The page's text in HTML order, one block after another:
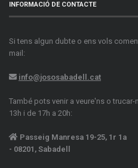
INFORMACIÓ DE CONTACTE
Si tens algun dubte o ens vols
mail:
info@jososabadell.cat
També pots venir a veure'ns o
13h i de 17h a 20h:
Passeig Manresa 19-25, 1r 1a
- 08201, Sabadell